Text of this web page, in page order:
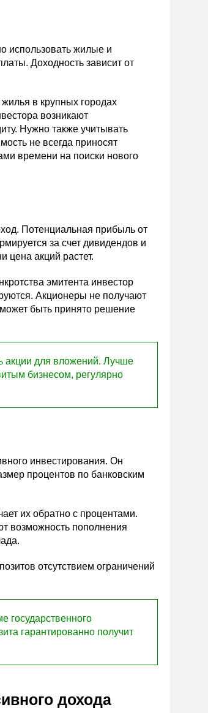
использовать жилые и
Доходность зависит от
в крупных городах
возникают
Нужно также учитывать
не всегда приносят
времени на поиски нового
Потенциальная прибыль от
за счет дивидендов и
цена акций растет.
эмитента инвестор
Акционеры не получают
быть принято решение
акции для вложений. Лучше
бизнесом, регулярно
инвестирования. Он
процентов по банковским
их обратно с процентами.
возможность пополнения
отсутствием ограничений
государственного
гарантированно получит
дохода